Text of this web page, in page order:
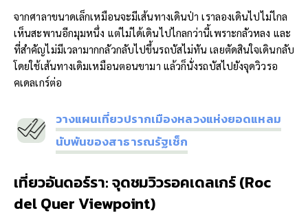
จากศาลาขนาดเล็กเหมือนจะมีเส้นทางเดินป่า เราลองเดินไปไม่ไกล
เห็นสะพานอีกมุมหนึ่ง แต่ไม่ได้เดินไปไกลกว่านี้เพราะกลัวหลง และ
ที่สำคัญไม่มีเวลามากกลัวกลับไปขึ้นรถบัสไม่ทัน เลยตัดสินใจเดินกลับ
โดยใช้เส้นทางเดิมเหมือนตอนขามา แล้วก็นั่งรถบัสไปยังจุดวิวรอ
คเดลเกร์ต่อ
วางแผนเที่ยวปรากเมืองหลวงแห่งยอดแหลม
นับพันของสาธารณรัฐเช็ก
เที่ยวอันดอร์รา:จุดชมวิวรอคเดลเกร์ (Roc
del QuerViewpoint)